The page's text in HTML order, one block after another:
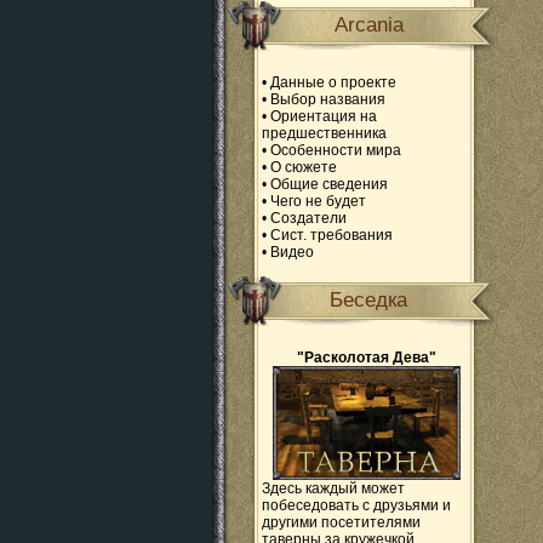
Arcania
• Данные о проекте
• Выбор названия
• Ориентация на
предшественника
• Особенности мира
• О сюжете
• Общие сведения
• Чего не будет
• Создатели
• Сист. требования
• Видео
Беседка
"Расколотая Дева"
Здесь каждый может
побеседовать с друзьями и
другими посетителями
таверны за кружечкой